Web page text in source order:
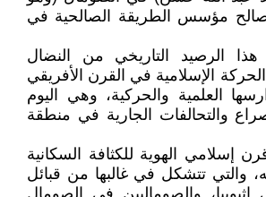
صالح مؤسس الطريقة الصالحية في
الرصيد التاريخي من النضال
الإسلامية في القرن الأفريقي
العلمية والحركية، وهي اليوم
والتحالفات الجارية في منطقة
إسلامي الهوية للكثافة السكانية
والتي تتشكل في غالبها من قبائل